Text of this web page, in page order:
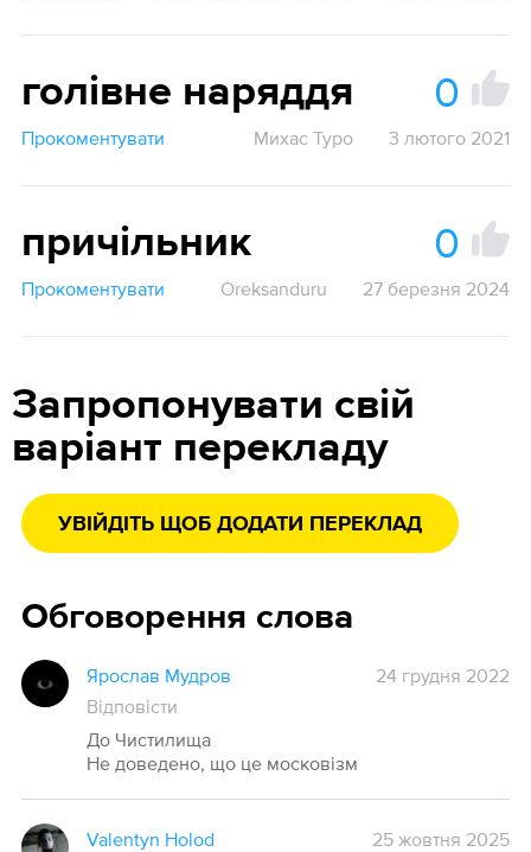
голівне наряддя 0
Прокоментувати Михас Туро 3 лютого 2021
причільник 0
Прокоментувати Oreksanduru 27 березня 2024
Запропонувати свій
варіант перекладу
УВІЙДІТЬ ЩОБ ДОДАТИ ПЕРЕКЛАД
Обговорення слова
Ярослав Мудров
24 грудня 2022
Відповісти
До Чистилища
Не доведено, що це московізм
Valentyn Holod
25 жовтня 2025